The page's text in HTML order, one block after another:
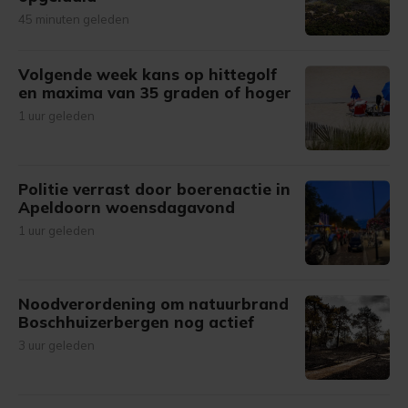
45 minuten geleden
Volgende week kans op hittegolf
en maxima van 35 graden of hoger
1 uur geleden
Politie verrast door boerenactie in
Apeldoorn woensdagavond
1 uur geleden
Noodverordening om natuurbrand
Boschhuizerbergen nog actief
3 uur geleden